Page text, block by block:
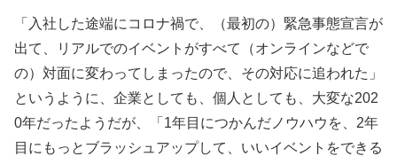
「入社した途端にコロナ禍で、（最初の）緊急事態宣言が
出て、リアルでのイベントがすべて（オンラインなどで
の）対面に変わってしまったので、その対応に追われた」
というように、企業としても、個人としても、大変な202
0年だったようだが、「1年目につかんだノウハウを、2年
目にもっとブラッシュアップして、いいイベントをできる